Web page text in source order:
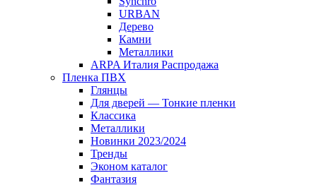
URBAN
Дерево
Камни
Металлики
ARPA Италия Распродажа
Пленка ПВХ
Глянцы
Для дверей — Тонкие пленки
Классика
Металлики
Новинки 2023/2024
Тренды
Эконом каталог
Фантазия